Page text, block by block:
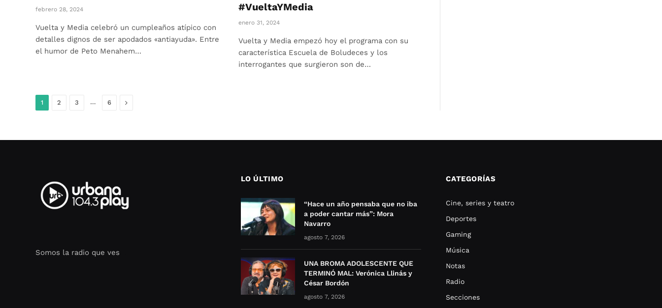
febrero 28, 2024
Vuelta y Media celebró un cumpleaños atípico con
detalles dignos de ser apodados «antiayuda». Entre
el humor de Peto Menahem…
#VueltaYMedia
enero 31, 2024
Vuelta y Media empezó hoy el programa con su
característica Escuela de Boludeces y los
interrogantes que surgieron son de…
1 2 3 … 6 Siguiente
Somos la radio que ves
LO ÚLTIMO
“Hace un año pensaba que no iba
a poder cantar más”: Mora
Navarro
agosto 7, 2026
UNA BROMA ADOLESCENTE QUE
TERMINÓ MAL: Verónica Llinás y
César Bordón
agosto 7, 2026
CATEGORÍAS
Cine, series y teatro
Deportes
Gaming
Música
Notas
Radio
Secciones